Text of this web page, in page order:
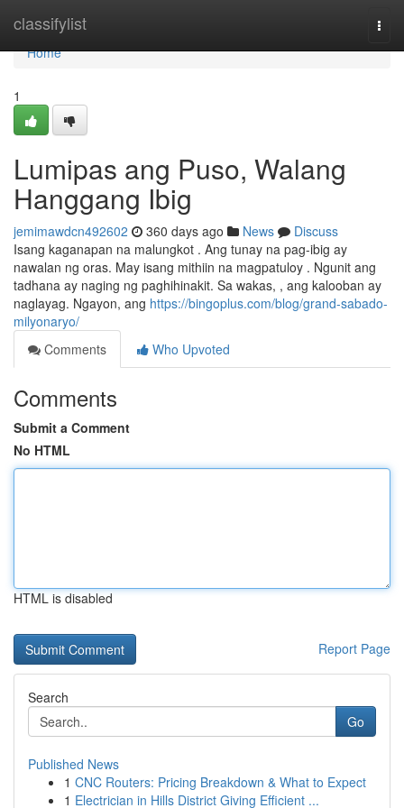
classifylist
Home
Home
1
Lumipas ang Puso, Walang
Hanggang Ibig
jemimawdcn492602 360 days ago News
Discuss
Isang kaganapan na malungkot . Ang tunay na pag-ibig ay
nawalan ng oras. May isang mithiin na magpatuloy . Ngunit ang
tadhana ay naging ng paghihinakit. Sa wakas, , ang kalooban ay
naglayag. Ngayon, ang https://bingoplus.com/blog/grand-sabado-
milyonaryo/
Comments
Who Upvoted
Comments
Submit a Comment
No HTML
HTML is disabled
Report Page
Search
Go
Published News
1 CNC Routers: Pricing Breakdown & What to Expect
1 Electrician in Hills District Giving Efficient ...